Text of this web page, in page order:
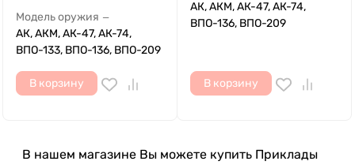
Модель оружия —
АК, АКМ, АК-47, АК-74,
ВПО-133, ВПО-136, ВПО-209
В корзину
АК, АКМ, АК-47, АК-74,
ВПО-136, ВПО-209
В корзину
В нашем магазине Вы можете купить Приклады